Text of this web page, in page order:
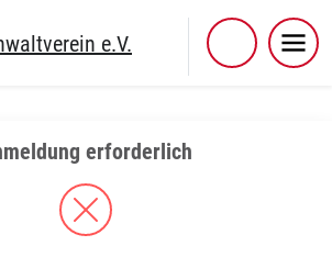
erforderlich